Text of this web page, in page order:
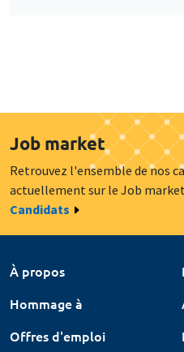
Job market
Retrouvez l'ensemble de nos
actuellement sur le Job market
Candidats
À propos
Hommage à
Offres d'emploi